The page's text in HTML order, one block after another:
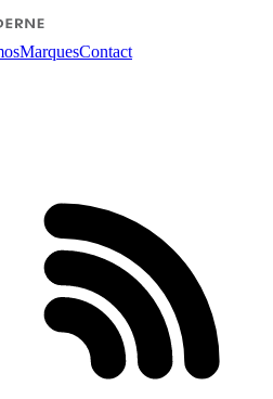
MarquesContact